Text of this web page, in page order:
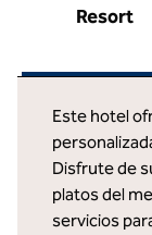
Resort
Este hotel
Disfrute de
platos del
servicios